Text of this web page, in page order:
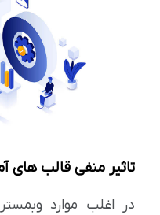
تاثیر منفی قالب های
در اغلب موارد